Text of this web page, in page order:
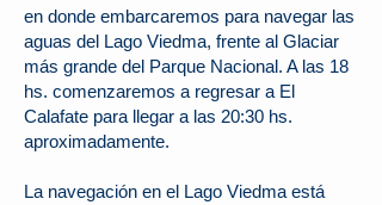
en donde embarcaremos para navegar las
aguas del Lago Viedma, frente al Glaciar
más grande del Parque Nacional. A las 18
hs. comenzaremos a regresar a El
Calafate para llegar a las 20:30 hs.
aproximadamente.
La navegación en el Lago Viedma está